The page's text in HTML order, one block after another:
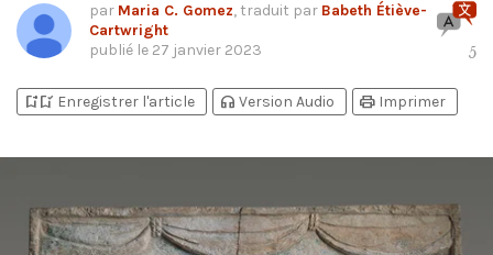
par Maria C. Gomez, traduit par Babeth Étiève-
Cartwright
publié le 27 janvier 2023 5
bookmark_addbookmark_added Enregistrer l'article headphones Version Audio print Imprimer